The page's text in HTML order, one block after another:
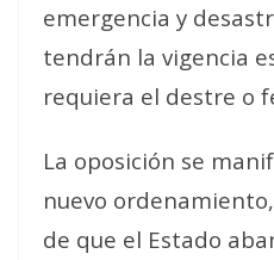
emergencia y
tendrán la vigencia
requiera el destre o
La oposición se
nuevo
de que el Estado